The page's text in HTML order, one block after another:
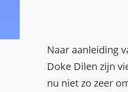
Naar aanleiding
Doke Dilen zijn
nu niet zo zeer